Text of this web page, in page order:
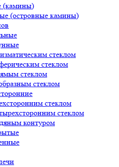
(камины)
(островные камины)
стеклом
стеклом
стеклом
стеклом
стеклом
стеклом
контуром